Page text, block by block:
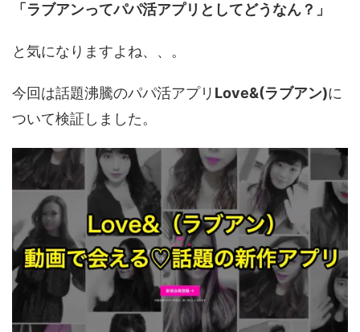
「ラブアンってパパ活アプリとしてどうなん？」
と気になりますよね、、。
今回は話題沸騰のパパ活アプリ Love&(ラブアン)に
ついて検証しました。